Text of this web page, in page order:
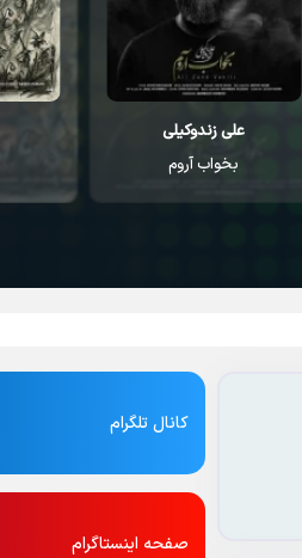
علی زندوکیلی
بخواب آروم
کانال تلگرام
صفحه اینستاگرام